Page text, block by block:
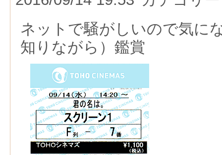
ネットで騒がしいので気に
知りながら）鑑賞